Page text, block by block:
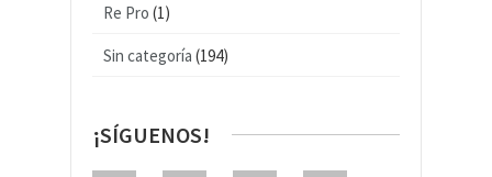
Re Pro (1)
Sin categoría (194)
¡SÍGUENOS!